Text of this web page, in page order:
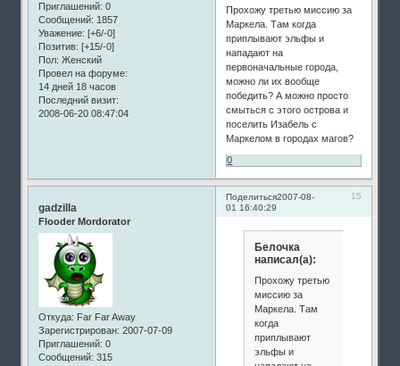
Приглашений: 0
Сообщений: 1857
Уважение: [+6/-0]
Позитив: [+15/-0]
Пол: Женский
Провел на форуме:
14 дней 18 часов
Последний визит:
2008-06-20 08:47:04
Прохожу третью миссию за
Маркела. Там когда
приплывают эльфы и
нападают на
первоначальные города,
можно ли их вообще
победить? А можно просто
смыться с этого острова и
поселить Изабель с
Маркелом в городах магов?
0
Поделиться 15
2007-08-
01 16:40:29
gadzilla
Flooder Mordorator
Откуда: Far Far Away
Зарегистрирован: 2007-07-09
Приглашений: 0
Сообщений: 315
Белочка
написал(а):
Прохожу третью
миссию за
Маркела. Там
когда
приплывают
эльфы и